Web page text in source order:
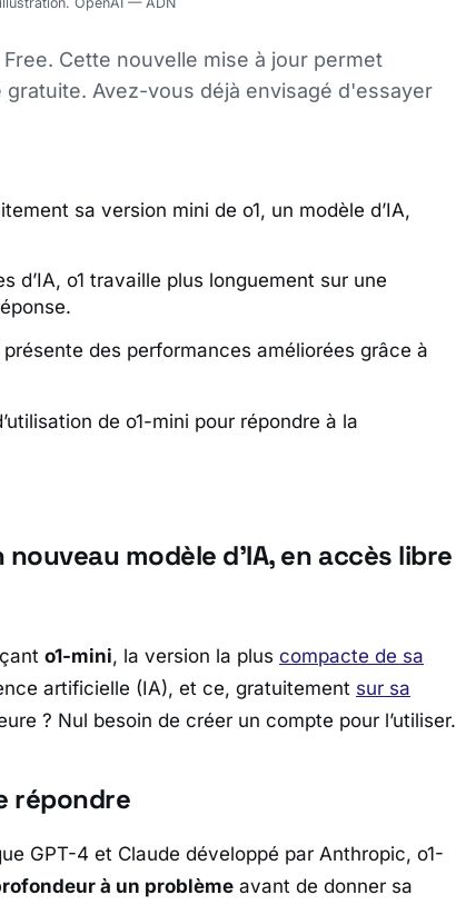
Cette nouvelle mise à jour permet
Avez-vous déjà envisagé d'essayer
sa version mini de o1, un modèle d’IA,
d’IA, o1 travaille plus longuement sur une
des performances améliorées grâce à
de o1-mini pour répondre à la
modèle d’IA, en accès libre
o1-mini, la version la plus compacte de sa
artificielle (IA), et ce, gratuitement sur sa
? Nul besoin de créer un compte pour l’utiliser.
répondre
GPT-4 et Claude développé par Anthropic, o1-
à un problème avant de donner sa